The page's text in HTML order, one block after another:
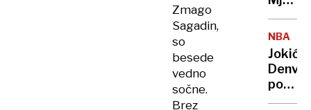
Zmago
Sagadin,
so
besede
vedno
sočne.
Brez
kje
smo
že
več
kot
1000
žrtev
NBA
Jokić
Denver
do